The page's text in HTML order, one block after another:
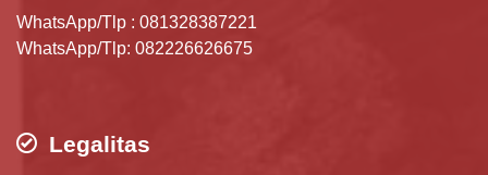
WhatsApp/Tlp : 081328387221
WhatsApp/Tlp: 082226626675
Legalitas